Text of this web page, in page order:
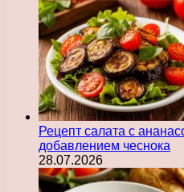
Рецепт салата с
добавлением чеснока
28.07.2026